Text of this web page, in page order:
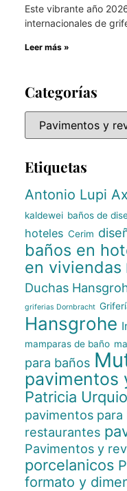
Este vibrante año
internacionales de
Leer más »
Categorías
Etiquetas
Antonio Lupi
kaldewei baños de
hoteles Cerim
baños en
en viviendas
Duchas
griferias Dornbracht
Hansgrohe
mamparas de baño
para baños
pavimentos
Patricia
pavimentos
restaurantes
Pavimentos y
porcelanicos
formato y